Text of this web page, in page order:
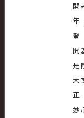
開
年
開